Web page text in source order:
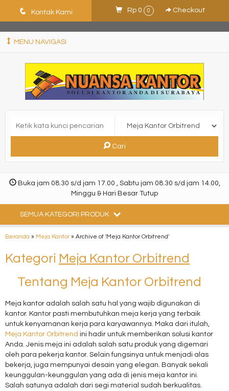
ShHJDjQkcPDuLJpz5vo9xB9ewDNF0CFUN1SBEXTVeWo
q Kontak Kami Rp 0 0 Checkout
MENU NAVIGASI
Cari
Buka jam 08.30 s/d jam 17.00 , Sabtu jam 08.30 s/d jam 14.00,
Minggu & Hari Besar Tutup
SEMUA KATEGORI PRODUK
Beranda » Meja Kantor» Archive of 'Meja Kantor Orbitrend'
Kategori Meja Kantor Orbitrend
Tentang Meja Kantor Orbitrend
Meja kantor adalah salah satu hal yang wajib digunakan di
kantor. Kantor pasti membutuhkan meja kerja yang terbaik
untuk kenyamanan kerja para karyawannya. Maka dari itulah,
Meja Kantor Orbitrend ini hadir untuk memberikan solusi kantor
Anda. Jenis meja ini adalah salah satu produk yang digemari
oleh para pekerja kantor. Selain fungsinya untuk menjadi alas
bekerja, juga mempunyai desain yang elegan. Banyak sekali
keunggulan-keunggulan yang ada di jenis meja kantor ini.
Salah satunya adalah dari segi material sudah berkualitas.